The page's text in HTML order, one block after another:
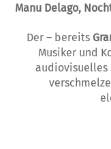
Manu Delago,
Der – bereits
Musiker und
audiovisuelles